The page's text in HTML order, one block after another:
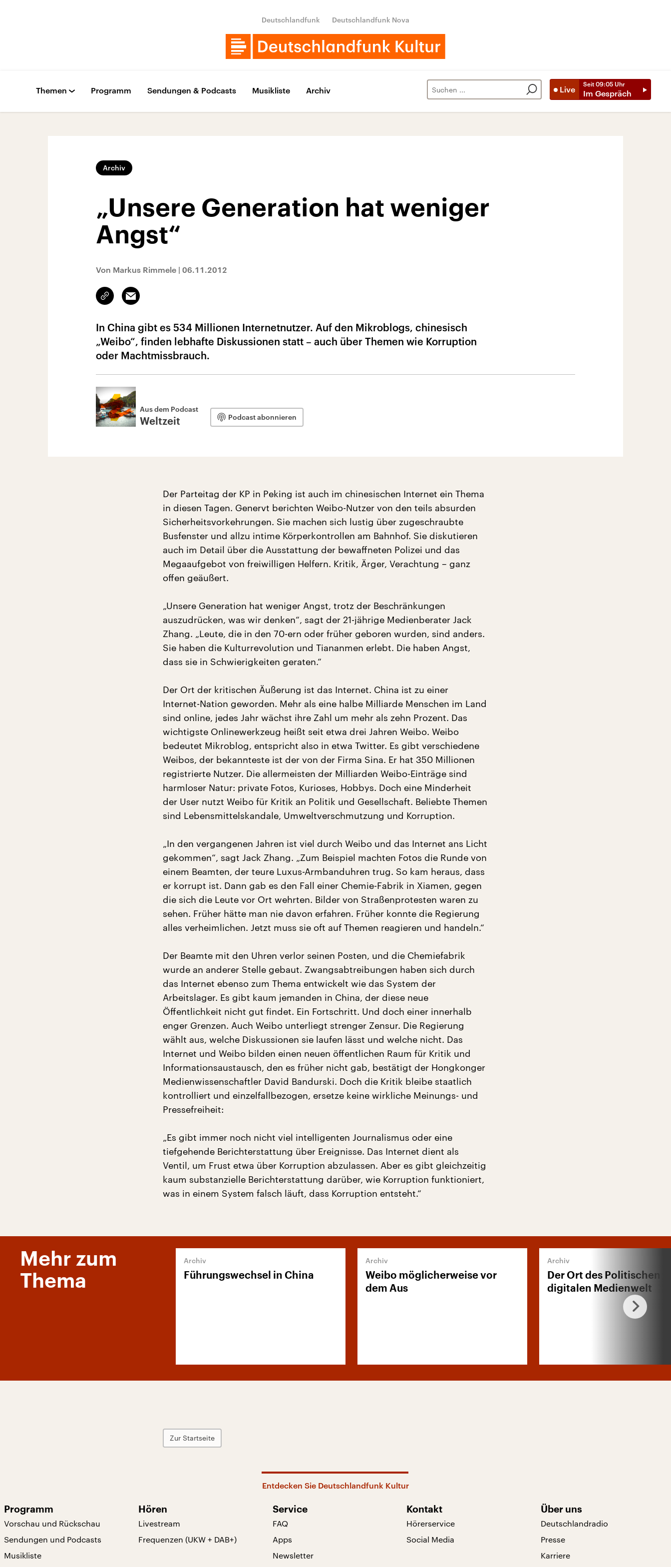
Deutschlandfunk Deutschlandfunk Nova
Live
Seit 09:05 Uhr
Im Gespräch
Themen Programm Sendungen & Podcasts Musikliste Archiv
Archiv
„Unsere Generation hat weniger
Angst“
Von Markus Rimmele | 06.11.2012
Link
kopieren/teilen
Email
In China gibt es 534 Millionen Internetnutzer. Auf den Mikroblogs, chinesisch
„Weibo“, finden lebhafte Diskussionen statt – auch über Themen wie Korruption
oder Machtmissbrauch.
Aus dem Podcast
Weltzeit Podcast abonnieren
Der Parteitag der KP in Peking ist auch im chinesischen Internet ein Thema
in diesen Tagen. Genervt berichten Weibo-Nutzer von den teils absurden
Sicherheitsvorkehrungen. Sie machen sich lustig über zugeschraubte
Busfenster und allzu intime Körperkontrollen am Bahnhof. Sie diskutieren
auch im Detail über die Ausstattung der bewaffneten Polizei und das
Megaaufgebot von freiwilligen Helfern. Kritik, Ärger, Verachtung – ganz
offen geäußert.
„Unsere Generation hat weniger Angst, trotz der Beschränkungen
auszudrücken, was wir denken“, sagt der 21-jährige Medienberater Jack
Zhang. „Leute, die in den 70-ern oder früher geboren wurden, sind anders.
Sie haben die Kulturrevolution und Tiananmen erlebt. Die haben Angst,
dass sie in Schwierigkeiten geraten.“
Der Ort der kritischen Äußerung ist das Internet. China ist zu einer
Internet-Nation geworden. Mehr als eine halbe Milliarde Menschen im Land
sind online, jedes Jahr wächst ihre Zahl um mehr als zehn Prozent. Das
wichtigste Onlinewerkzeug heißt seit etwa drei Jahren Weibo. Weibo
bedeutet Mikroblog, entspricht also in etwa Twitter. Es gibt verschiedene
Weibos, der bekannteste ist der von der Firma Sina. Er hat 350 Millionen
registrierte Nutzer. Die allermeisten der Milliarden Weibo-Einträge sind
harmloser Natur: private Fotos, Kurioses, Hobbys. Doch eine Minderheit
der User nutzt Weibo für Kritik an Politik und Gesellschaft. Beliebte Themen
sind Lebensmittelskandale, Umweltverschmutzung und Korruption.
„In den vergangenen Jahren ist viel durch Weibo und das Internet ans Licht
gekommen“, sagt Jack Zhang. „Zum Beispiel machten Fotos die Runde von
einem Beamten, der teure Luxus-Armbanduhren trug. So kam heraus, dass
er korrupt ist. Dann gab es den Fall einer Chemie-Fabrik in Xiamen, gegen
die sich die Leute vor Ort wehrten. Bilder von Straßenprotesten waren zu
sehen. Früher hätte man nie davon erfahren. Früher konnte die Regierung
alles verheimlichen. Jetzt muss sie oft auf Themen reagieren und handeln.“
Der Beamte mit den Uhren verlor seinen Posten, und die Chemiefabrik
wurde an anderer Stelle gebaut. Zwangsabtreibungen haben sich durch
das Internet ebenso zum Thema entwickelt wie das System der
Arbeitslager. Es gibt kaum jemanden in China, der diese neue
Öffentlichkeit nicht gut findet. Ein Fortschritt. Und doch einer innerhalb
enger Grenzen. Auch Weibo unterliegt strenger Zensur. Die Regierung
wählt aus, welche Diskussionen sie laufen lässt und welche nicht. Das
Internet und Weibo bilden einen neuen öffentlichen Raum für Kritik und
Informationsaustausch, den es früher nicht gab, bestätigt der Hongkonger
Medienwissenschaftler David Bandurski. Doch die Kritik bleibe staatlich
kontrolliert und einzelfallbezogen, ersetze keine wirkliche Meinungs- und
Pressefreiheit:
„Es gibt immer noch nicht viel intelligenten Journalismus oder eine
tiefgehende Berichterstattung über Ereignisse. Das Internet dient als
Ventil, um Frust etwa über Korruption abzulassen. Aber es gibt gleichzeitig
kaum substanzielle Berichterstattung darüber, wie Korruption funktioniert,
was in einem System falsch läuft, dass Korruption entsteht.“
Mehr zum
Thema
Führungswechsel in China
Weibo möglicherweise vor
dem Aus
Der Ort des Politischen
digitalen Medienwelt
Zur Startseite
Entdecken Sie Deutschlandfunk Kultur
Programm
Vorschau und Rückschau
Sendungen und Podcasts
Musikliste
Hören
Livestream
Frequenzen (UKW + DAB+)
Service
FAQ
Apps
Newsletter
Kontakt
Hörerservice
Social Media
Über uns
Deutschlandradio
Presse
Karriere